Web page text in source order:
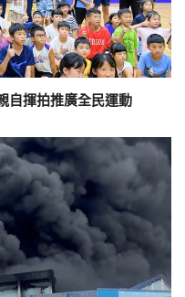
揮拍推廣全民運動